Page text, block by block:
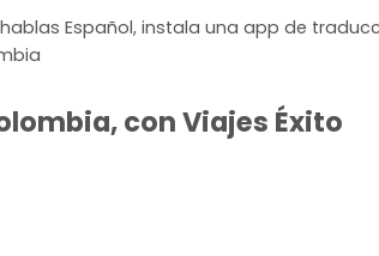
hablas Español, instala una app de
con Viajes Éxito